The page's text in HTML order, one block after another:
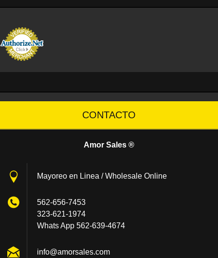
CONTACTO
Amor Sales ®
Mayoreo en Linea / Wholesale Online
562-656-7453
323-621-1974
Whats App 562-639-4674
info@amorsales.com